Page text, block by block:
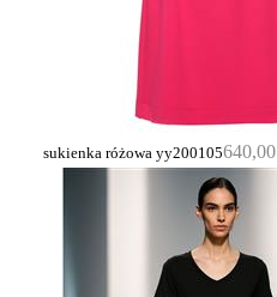
sukienka różowa yy200105640,00